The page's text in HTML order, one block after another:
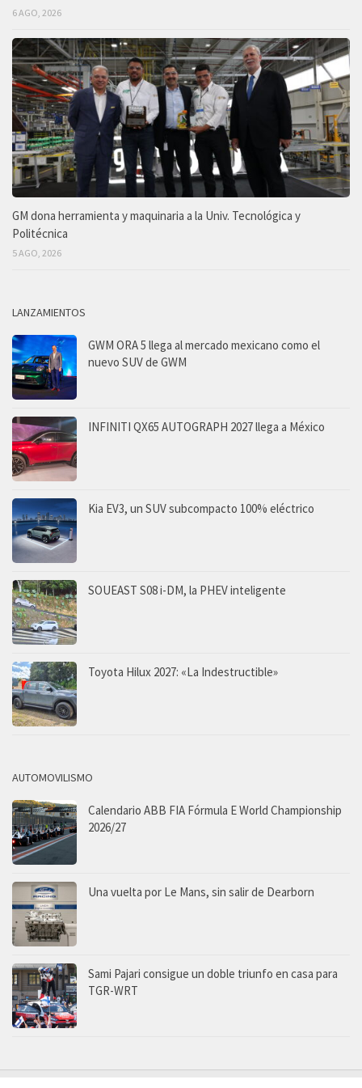
6 AGO, 2026
GM dona herramienta y maquinaria a la Univ. Tecnológica y
Politécnica
5 AGO, 2026
LANZAMIENTOS
GWM ORA 5 llega al mercado mexicano como el
nuevo SUV de GWM
INFINITI QX65 AUTOGRAPH 2027 llega a México
Kia EV3, un SUV subcompacto 100% eléctrico
SOUEAST S08 i-DM, la PHEV inteligente
Toyota Hilux 2027: «La Indestructible»
AUTOMOVILISMO
Calendario ABB FIA Fórmula E World Championship
2026/27
Una vuelta por Le Mans, sin salir de Dearborn
Sami Pajari consigue un doble triunfo en casa para
TGR-WRT